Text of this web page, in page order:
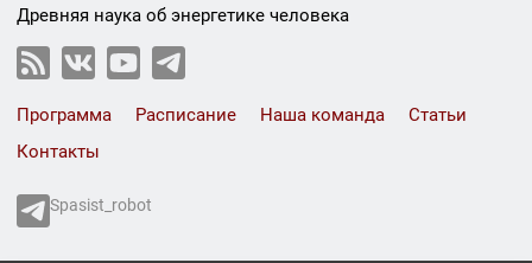
Древняя наука об энергетике человека
Программа Расписание Наша команда
Статьи
Контакты
Spasist_robot